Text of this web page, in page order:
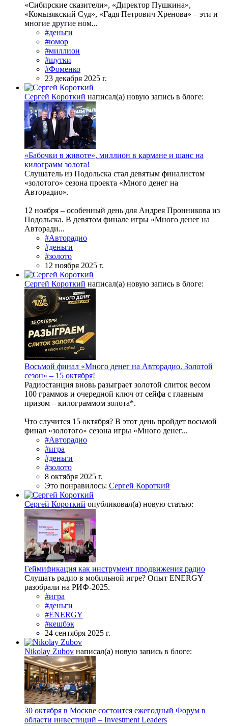
«Сибирские сказители», «Директор Пушкина»,
«Комызякский Суд», «Гадя Петрович Хренова» – эти и
многие другие ном...
#деньги
#юмор
#миллион
#шутки
#Фоменко
23 декабря 2025 г.
Сергей Короткий написал(а) новую запись в блоге:
«Бабочки в животе», миллион в кармане и шанс на
килограмм золота!
Слушатель из Подольска стал девятым финалистом
«золотого» сезона проекта «Много денег на
Авторадио».
12 ноября – особенный день для Андрея Пронникова из
Подольска. В девятом финале игры «Много денег на
Авторади...
#Авторадио
#деньги
#золото
12 ноября 2025 г.
Сергей Короткий написал(а) новую запись в блоге:
Восьмой финал «Много денег на Авторадио. Золотой
сезон» – 15 октября!
Радиостанция вновь разыграет золотой слиток весом
100 граммов и очередной ключ от сейфа с главным
призом – килограммом золота*.
Что случится 15 октября? В этот день пройдет восьмой
финал «золотого» сезона игры «Много денег...
#Авторадио
#игра
#деньги
#золото
8 октября 2025 г.
Это понравилось: Сергей Короткий
Сергей Короткий опубликовал(а) новую статью:
Геймификация как инструмент продвижения радио
Слушать радио в мобильной игре? Опыт ENERGY
разобрали на РИФ-2025.
#игра
#деньги
#ENERGY
#кешбэк
24 сентября 2025 г.
Nikolay Zubov написал(а) новую запись в блоге:
30 октября в Москве состоится ежегодный Форум в
области инвестиций – Investment Leaders